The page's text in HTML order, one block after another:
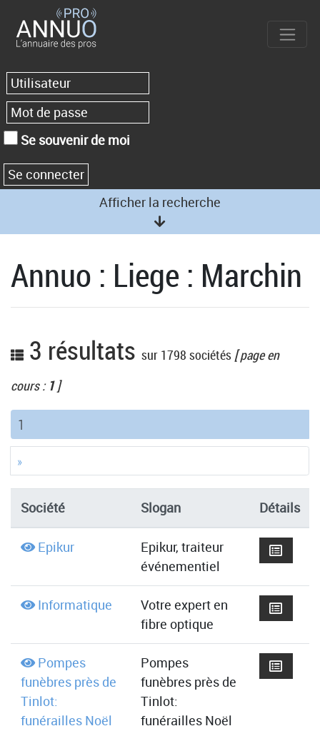
Se souvenir de moi
Afficher la recherche
Annuo : Liege : Marchin
3 résultats sur 1798 sociétés [ page en
cours : 1]
1
»
Société Slogan Détails
Epikur
Epikur, traiteur
événementiel
Informatique
Votre expert en
fibre optique
Pompes
funèbres près de
Tinlot:
funérailles Noël
Pompes
funèbres près de
Tinlot:
funérailles Noël